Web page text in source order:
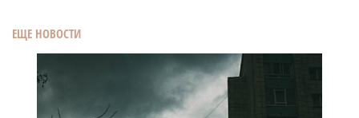
ЕЩЕ НОВОСТИ